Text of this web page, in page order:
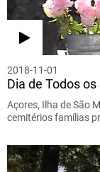
2018-11-01
Dia de Todos
Açores, Ilha de São
cemitérios famílias